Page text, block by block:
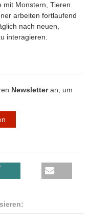
mit Monstern, Tieren
arbeiten fortlaufend
nach neuen,
interagieren.
Newsletteran, um